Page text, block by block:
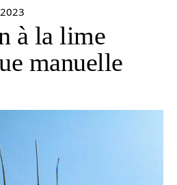
à la lime
manuelle